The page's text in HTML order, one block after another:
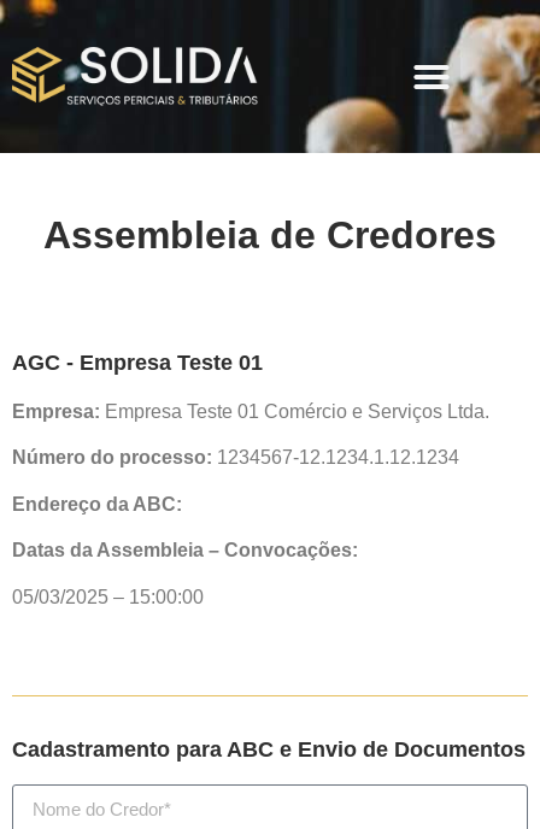
Assembleia de Credores
AGC - Empresa Teste 01
Empresa: Empresa Teste 01 Comércio e Serviços Ltda.
Número do processo: 1234567-12.1234.1.12.1234
Endereço da ABC:
Datas da Assembleia – Convocações:
05/03/2025 – 15:00:00
Cadastramento para ABC e Envio de Documentos